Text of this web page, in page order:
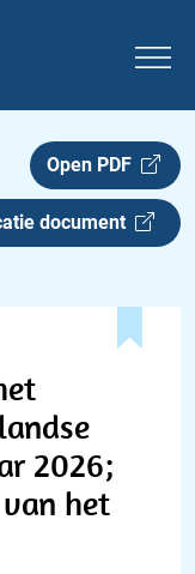
Open PDF
document
2026;
het